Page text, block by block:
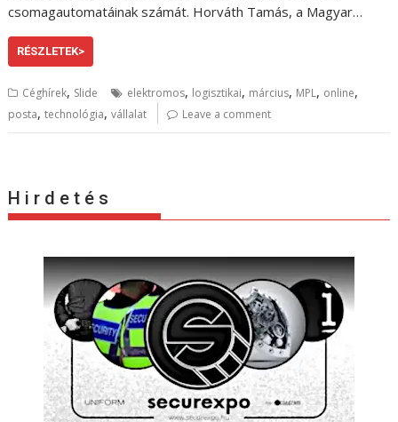
csomagautomatáinak számát. Horváth Tamás, a Magyar…
RÉSZLETEK>
Céghírek, Slide elektromos, logisztikai, március, MPL, online,
posta,technológia,vállalat Leave a comment
H i r d e t é s